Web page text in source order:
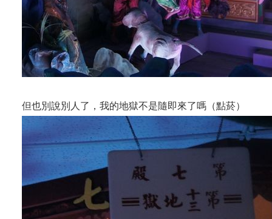
但也別說別人了，我的地獄不是隨即來了嗎（點菸）